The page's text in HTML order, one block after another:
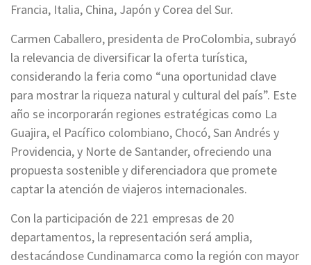
Francia, Italia, China, Japón y Corea del Sur.
Carmen Caballero, presidenta de ProColombia, subrayó
la relevancia de diversificar la oferta turística,
considerando la feria como “una oportunidad clave
para mostrar la riqueza natural y cultural del país”. Este
año se incorporarán regiones estratégicas como La
Guajira, el Pacífico colombiano, Chocó, San Andrés y
Providencia, y Norte de Santander, ofreciendo una
propuesta sostenible y diferenciadora que promete
captar la atención de viajeros internacionales.
Con la participación de 221 empresas de 20
departamentos, la representación será amplia,
destacándose Cundinamarca como la región con mayor